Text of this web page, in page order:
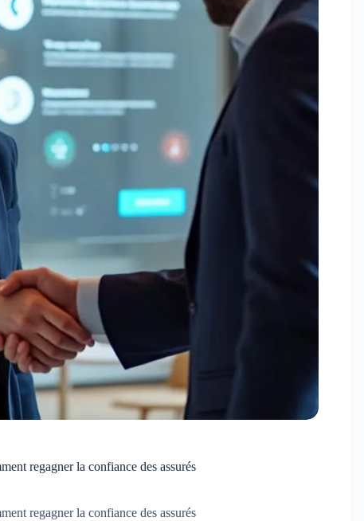
regagner la confiance des assurés
regagner la confiance des assurés